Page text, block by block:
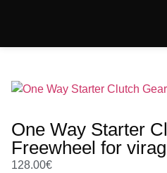
One Way Starter
Freewheel for
128.00€